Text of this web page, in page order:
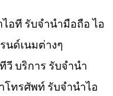
อที รับจำนำมือถือ ไอ
นด์เนมต่างๆ
บริการ รับจำนำ
ทรศัพท์ รับจำนำไอ